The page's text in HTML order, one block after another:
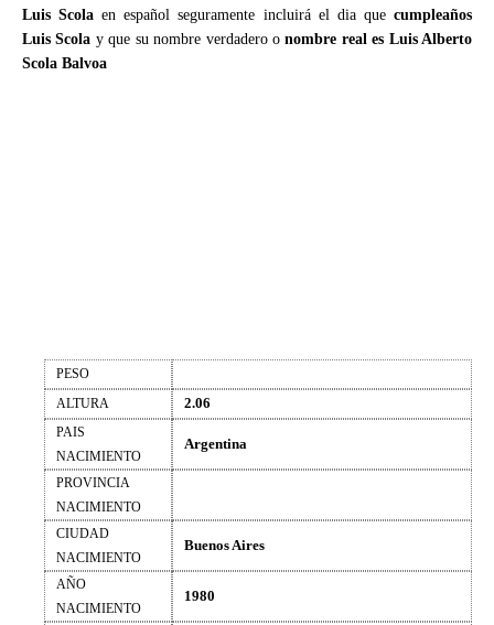
Luis Scola en español seguramente incluirá el dia quecumpleaños
Luis Scola y que su nombre verdadero onombre real es Luis Alberto
Scola Balvoa
PESO
ALTURA
2.06
PAIS
NACIMIENTO
Argentina
PROVINCIA
NACIMIENTO
CIUDAD
NACIMIENTO
Buenos Aires
AÑO
NACIMIENTO
1980